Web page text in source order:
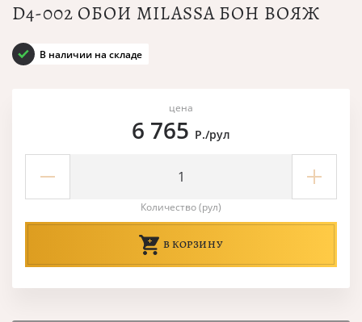
D4-002 ОБОИ MILASSA БОН ВОЯЖ
В наличии на складе
цена
6 765 Р./рул
Количество (рул)
В КОРЗИНУ